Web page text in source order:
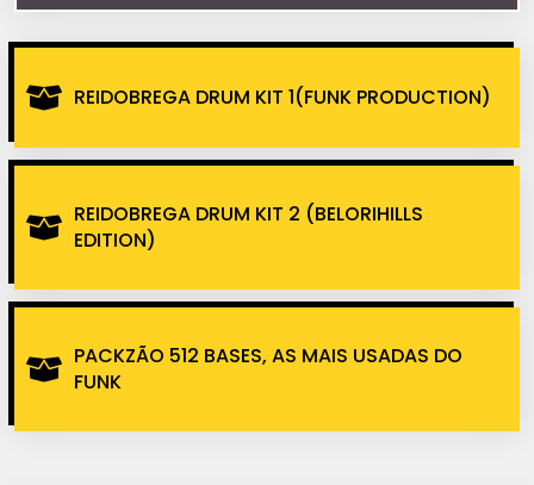
REIDOBREGA DRUM KIT 1(FUNK PRODUCTION)
REIDOBREGA DRUM KIT 2 (BELORIHILLS
EDITION)
PACKZÃO 512 BASES, AS MAIS USADAS DO
FUNK